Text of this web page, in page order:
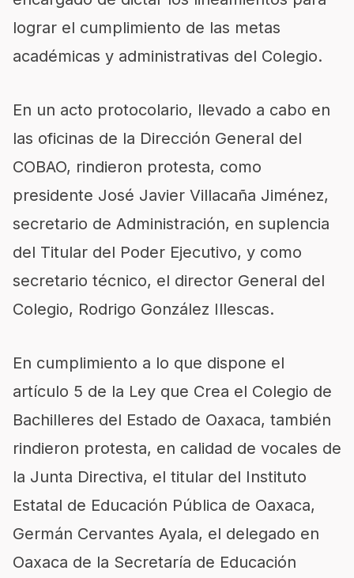
lograr el cumplimiento de las metas
académicas y administrativas del Colegio.
En un acto protocolario, llevado a cabo en
las oficinas de la Dirección General del
COBAO, rindieron protesta, como
presidente José Javier Villacaña Jiménez,
secretario de Administración, en suplencia
del Titular del Poder Ejecutivo, y como
secretario técnico, el director General del
Colegio, Rodrigo González Illescas.
En cumplimiento a lo que dispone el
artículo 5 de la Ley que Crea el Colegio de
Bachilleres del Estado de Oaxaca, también
rindieron protesta, en calidad de vocales de
la Junta Directiva, el titular del Instituto
Estatal de Educación Pública de Oaxaca,
Germán Cervantes Ayala, el delegado en
Oaxaca de la Secretaría de Educación